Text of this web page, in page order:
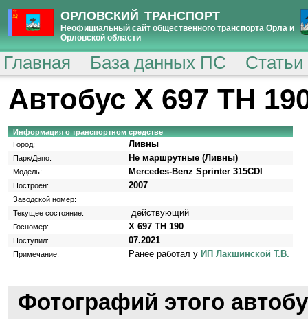
ОРЛОВСКИЙ ТРАНСПОРТ
Неофициальный сайт общественного транспорта Орла и
Орловской области
Главная База данных ПС
Автобус Х 697 ТН
Информация о транспортном средстве
Город:
Ливны
Парк/Депо: Не маршрутные (Ливны)
Модель: Mercedes-Benz Sprinter 315CDI
Построен: 2007
Заводской номер:
Текущее состояние:
действующий
Госномер: Х 697 ТН 190
Поступил: 07.2021
Примечание: Ранее работал у ИП Лакшинской Т.В.
Фотографий этого